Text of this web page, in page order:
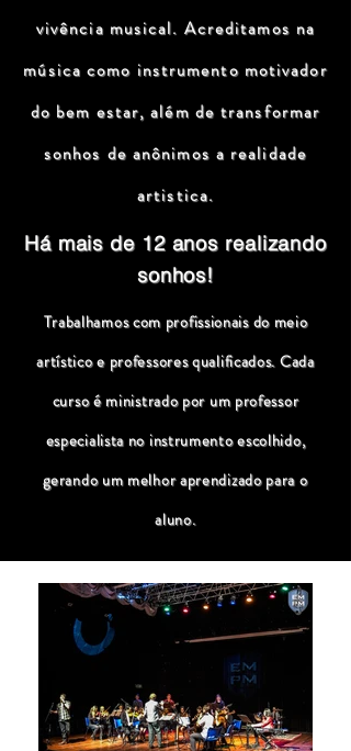
vivência musical. Acreditamos na
música como instrumento motivador
do bem estar, além de transformar
sonhos de anônimos a realidade
artistica.
Há mais de 12 anos realizando
sonhos!
Trabalhamos com profissionais do meio
artístico e professores qualificados. Cada
curso é ministrado por um professor
especialista no instrumento escolhido,
gerando um melhor aprendizado para o
aluno.